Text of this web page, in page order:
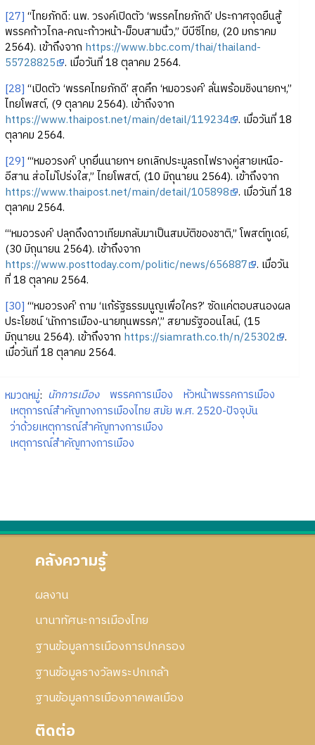
[27] “ไทยภักดี: นพ. วรงค์เปิดตัว ‘พรรคไทยภักดี’ ประกาศจุดยืนสู้
พรรคก้าวไกล-คณะก้าวหน้า-ม็อบสามนิ้ว,” บีบีซีไทย, (20 มกราคม
2564). เข้าถึงจาก https://www.bbc.com/thai/thailand-
55728825 . เมื่อวันที่ 18 ตุลาคม 2564.
[28] “เปิดตัว ‘พรรคไทยภักดี’ สุดคึก ‘หมอวรงค์’ ลั่นพร้อมชิงนายกฯ,”
ไทยโพสต์, (9 ตุลาคม 2564). เข้าถึงจาก
https://www.thaipost.net/main/detail/119234 . เมื่อวันที่ 18
ตุลาคม 2564.
[29] “‘หมอวรงค์’ บุกยื่นนายกฯ ยกเลิกประมูลรถไฟรางคู่สายเหนือ-
อีสาน ส่อไม่โปร่งใส,” ไทยโพสต์, (10 มิถุนายน 2564). เข้าถึงจาก
https://www.thaipost.net/main/detail/105898 . เมื่อวันที่ 18
ตุลาคม 2564.
“‘หมอวรงค์’ ปลุกดึงดาวเทียมกลับมาเป็นสมบัติของชาติ,” โพสต์ทูเดย์,
(30 มิถุนายน 2564). เข้าถึงจาก
https://www.posttoday.com/politic/news/656887 . เมื่อวัน
ที่ 18 ตุลาคม 2564.
[30] “‘หมอวรงค์’ ถาม ‘แก้รัฐธรรมนูญเพื่อใคร?’ ซัดแค่ตอบสนองผล
ประโยชน์ ‘นักการเมือง-นายทุนพรรค’,” สยามรัฐออนไลน์, (15
มิถุนายน 2564). เข้าถึงจาก https://siamrath.co.th/n/25302 .
เมื่อวันที่ 18 ตุลาคม 2564.
หมวดหมู่: นักการเมือง พรรคการเมือง
หัวหน้าพรรคการเมือง
เหตุการณ์สำคัญทางการเมืองไทย สมัย พ.ศ. 2520-ปัจจุบัน
ว่าด้วยเหตุการณ์สำคัญทางการเมือง
เหตุการณ์สำคัญทางการเมือง
คลังความรู้
ผลงาน
นานาทัศนะการเมืองไทย
ฐานข้อมูลการเมืองการปกครอง
ฐานข้อมูลรางวัลพระปกเกล้า
ฐานข้อมูลการเมืองภาคพลเมือง
ติดต่อ